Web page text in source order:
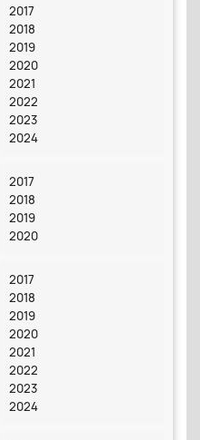
2017
2018
2019
2020
2021
2022
2023
2024
2017
2018
2019
2020
2017
2018
2019
2020
2021
2022
2023
2024